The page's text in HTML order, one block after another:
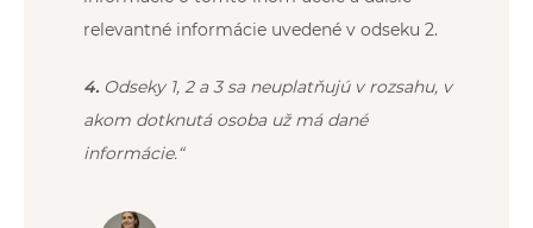
relevantné informácie uvedené v odseku 2.
4. Odseky 1, 2 a 3 sa neuplatňujú v rozsahu, v
akom dotknutá osoba už má dané
informácie.“